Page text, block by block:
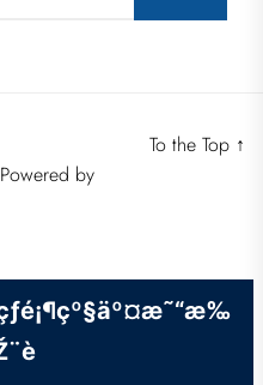
Powered by
To the Top ↑